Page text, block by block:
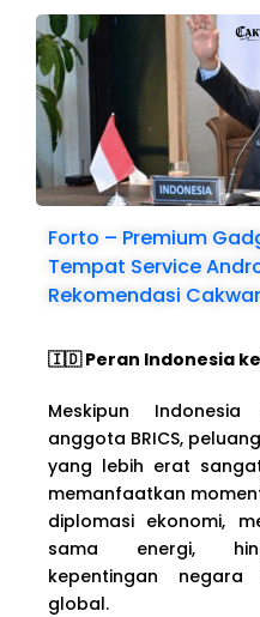
Forto – Premium
Tempat Service
Rekomendasi
🇮🇩 Peran Indonesia
Meskipun
anggota BRICS,
yang lebih erat
memanfaatkan
diplomasi ekonomi,
sama energi,
kepentingan
global.